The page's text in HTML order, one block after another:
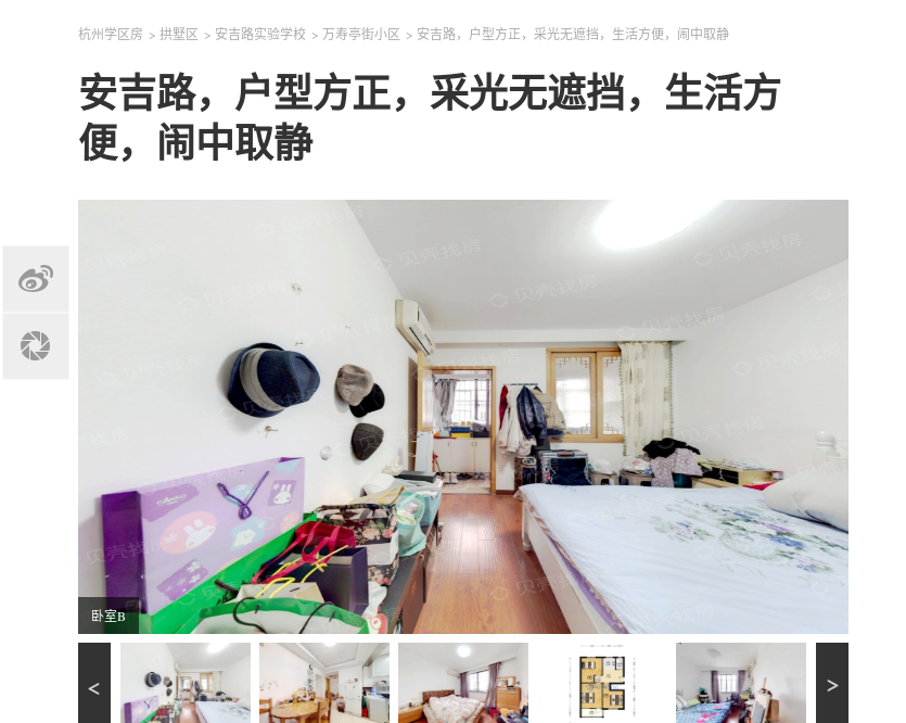
杭州学区房 > 拱墅区 > 安吉路实验学校 > 万寿亭街小区 > 安吉路，户型方正，采光无遮挡，生活方便，闹中取静
安吉路，户型方正，采光无遮挡，生活方
便，闹中取静
卧室B